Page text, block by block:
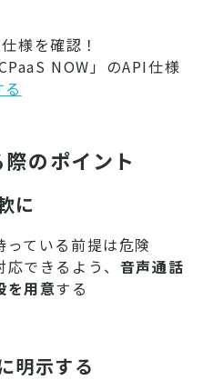
様を確認！
NOW」のAPI仕様
のポイント
に
ている前提は危険
できるよう、 音声通話
を用意する
明示する